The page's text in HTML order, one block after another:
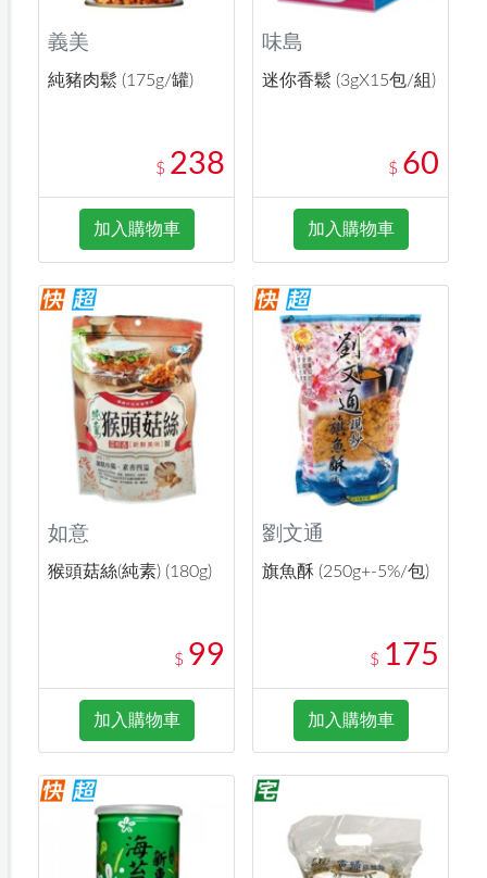
義美
純豬肉鬆 (175g/罐)
$ 238
加入購物車
味島
迷你香鬆 (3gX15包/組)
$ 60
加入購物車
如意
猴頭菇絲(純素) (180g)
$ 99
加入購物車
劉文通
旗魚酥 (250g+-5%/包)
$ 175
加入購物車